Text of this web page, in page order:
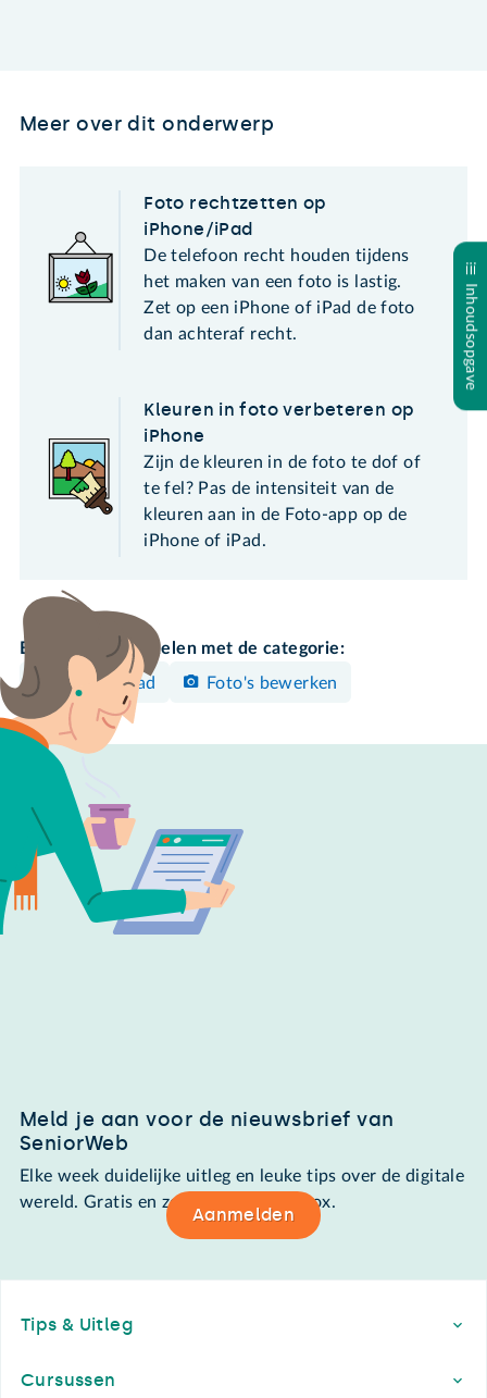
Inhoudsopgave
Meer over dit onderwerp
Foto rechtzetten op
iPhone/iPad
De telefoon recht houden tijdens
het maken van een foto is lastig.
Zet op een iPhone of iPad de foto
dan achteraf recht.
Kleuren in foto verbeteren op
iPhone
Zijn de kleuren in de foto te dof of
te fel? Pas de intensiteit van de
kleuren aan in de Foto-app op de
iPhone of iPad.
Bekijk meer artikelen met de categorie:
iPhone/iPad
Foto's bewerken
Meld je aan voor de nieuwsbrief van
SeniorWeb
Elke week duidelijke uitleg en leuke tips over de digitale
wereld. Gratis en zomaar in de mailbox.
Aanmelden
Tips & Uitleg
Cursussen